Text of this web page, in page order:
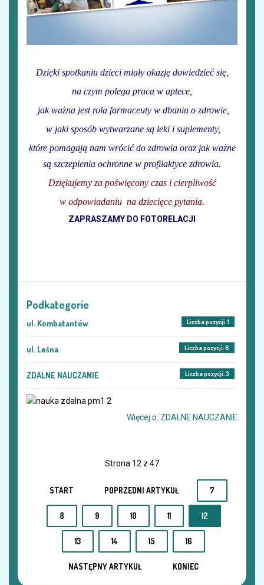
Dzięki spotkaniu dzieci miały okazję dowiedzieć się,
na czym polega praca w aptece,
jak ważna jest rola farmaceuty w dbaniu o zdrowie,
w jaki sposób wytwarzane są leki i suplementy,
które pomagają nam wrócić do zdrowia oraz jak ważne
są szczepienia ochronne w profilaktyce zdrowia.
Dziękujemy za poświęcony czas i cierpliwość
w odpowiadaniu na dziecięce pytania.
ZAPRASZAMY DO FOTORELACJI
Podkategorie
ul. Kombatantów Liczba pozycji: 1
ul. Leśna Liczba pozycji: 6
ZDALNE NAUCZANIE Liczba pozycji: 3
Więcej o: ZDALNE NAUCZANIE
Strona 12 z 47
START POPRZEDNI ARTYKUŁ 7
8 9 10 11 12
13 14 15 16
NASTĘPNY ARTYKUŁ KONIEC